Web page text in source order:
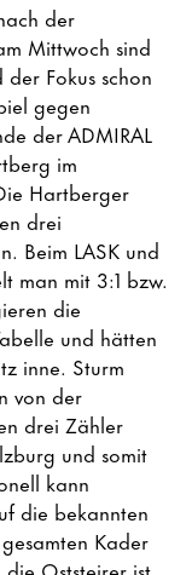
der
Mittwoch sind
Fokus schon
gegen
der ADMIRAL
im
Hartberger
drei
Beim LASK und
man mit 3:1 bzw.
die
und hätten
inne. Sturm
von der
drei Zähler
und somit
kann
die bekannten
Kader